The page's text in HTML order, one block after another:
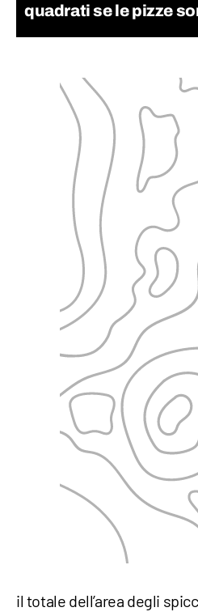
quadrati se le pizze
il totale dell’area degli